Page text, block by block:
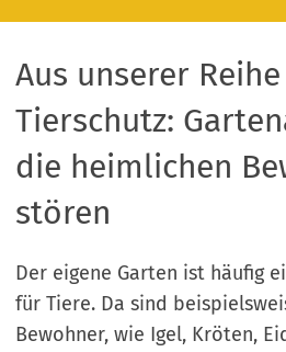
Aus unserer
Tierschutz:
die heimlichen
stören
Der eigene Garten ist häufig
für Tiere. Da sind
Bewohner, wie Igel, Kröten,